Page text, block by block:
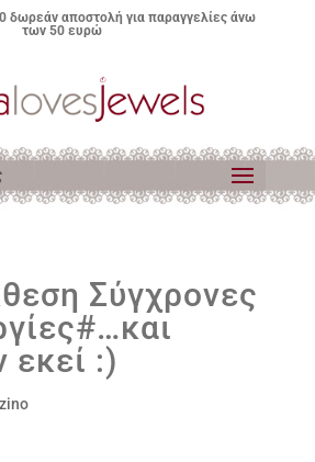
δωρεάν αποστολή για παραγγελίες άνω
των 50 ευρώ
Σύγχρονες
εκεί :)